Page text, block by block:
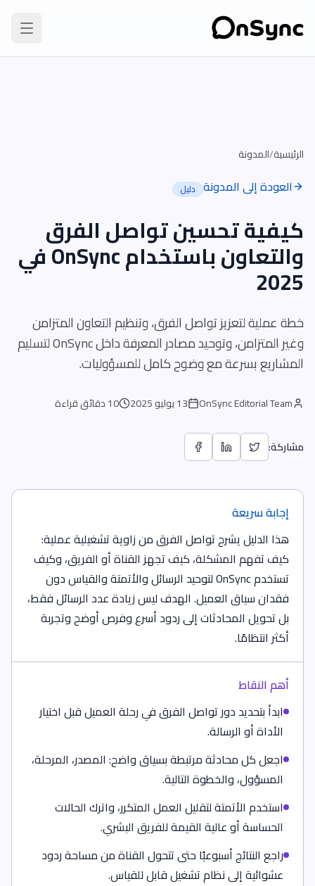
الرئيسية/المدونة
العودة إلى المدونة دليل
كيفية تحسين تواصل الفرق
والتعاون باستخدام OnSync في
2025
خطة عملية لتعزيز تواصل الفرق، وتنظيم التعاون المتزامن
وغير المتزامن، وتوحيد مصادر المعرفة داخل OnSync لتسليم
المشاريع بسرعة مع وضوح كامل للمسؤوليات.
OnSync Editorial Team 13 يوليو 2025 10 دقائق قراءة
مشاركة:
إجابة سريعة
هذا الدليل يشرح تواصل الفرق من زاوية تشغيلية عملية:
كيف تفهم المشكلة، كيف تجهز القناة أو الفريق، وكيف
تستخدم OnSync لتوحيد الرسائل والأتمتة والقياس دون
فقدان سياق العميل. الهدف ليس زيادة عدد الرسائل فقط،
بل تحويل المحادثات إلى ردود أسرع وفرص أوضح وتجربة
أكثر انتظامًا.
أهم النقاط
ابدأ بتحديد دور تواصل الفرق في رحلة العميل قبل اختيار
الأداة أو الرسالة.
اجعل كل محادثة مرتبطة بسياق واضح: المصدر، المرحلة،
المسؤول، والخطوة التالية.
استخدم الأتمتة لتقليل العمل المتكرر، واترك الحالات
الحساسة أو عالية القيمة للفريق البشري.
راجع النتائج أسبوعيًا حتى تتحول القناة من مساحة ردود
عشوائية إلى نظام تشغيل قابل للقياس.